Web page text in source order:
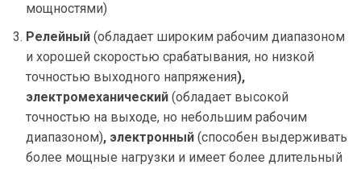
мощностями)
Релейный (обладает широким рабочим диапазоном
и хорошей скоростью срабатывания, но низкой
точностью выходного напряжения),
электромеханический (обладает высокой
точностью на выходе, но небольшим рабочим
диапазоном), электронный (способен выдерживать
более мощные нагрузки и имеет более длительный